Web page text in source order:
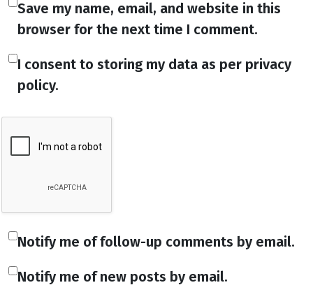
Save my name, email, and website in this
browser for the next time I comment.
I consent to storing my data as per privacy
policy.
Notify me of follow-up comments by email.
Notify me of new posts by email.